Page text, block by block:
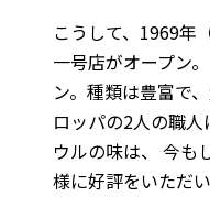
こうして、1969年
一号店がオープン
ン。種類は豊富で
ロッパの2人の職
ウルの味は、 今も
様に好評をいただい